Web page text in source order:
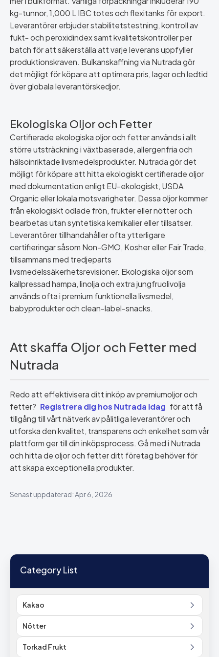
kg-tunnor, 1,000 L IBC totes och flexitanks för export.
Leverantörer erbjuder stabilitetstestning, kontroll av
fukt- och peroxidindex samt kvalitetskontroller per
batch för att säkerställa att varje leverans uppfyller
produktionskraven. Bulkanskaffning via Nutrada gör
det möjligt för köpare att optimera pris, lager och ledtid
över globala leverantörskedjor.
Ekologiska Oljor och Fetter
Certifierade ekologiska oljor och fetter används i allt
större utsträckning i växtbaserade, allergenfria och
hälsoinriktade livsmedelsprodukter. Nutrada gör det
möjligt för köpare att hitta ekologiskt certifierade oljor
med dokumentation enligt EU-ekologiskt, USDA
Organic eller lokala motsvarigheter. Dessa oljor kommer
från ekologiskt odlade frön, frukter eller nötter och
bearbetas utan syntetiska kemikalier eller tillsatser.
Leverantörer tillhandahåller ofta ytterligare
certifieringar såsom Non-GMO, Kosher eller Fair Trade,
tillsammans med tredjeparts
livsmedelssäkerhetsrevisioner. Ekologiska oljor som
kallpressad hampa, linolja och extra jungfruolivolja
används ofta i premium funktionella livsmedel,
babyprodukter och clean-label-snacks.
Att skaffa Oljor och Fetter med
Nutrada
Redo att effektivisera ditt inköp av premiumoljor och
fetter? Registrera dig hos Nutrada idag för att få
tillgång till vårt nätverk av pålitliga leverantörer och
utforska den kvalitet, transparens och enkelhet som vår
plattform ger till din inköpsprocess. Gå med i Nutrada
och hitta de oljor och fetter ditt företag behöver för
att skapa exceptionella produkter.
Senast uppdaterad: Apr 6, 2026
Category List
Kakao
Nötter
Torkad Frukt